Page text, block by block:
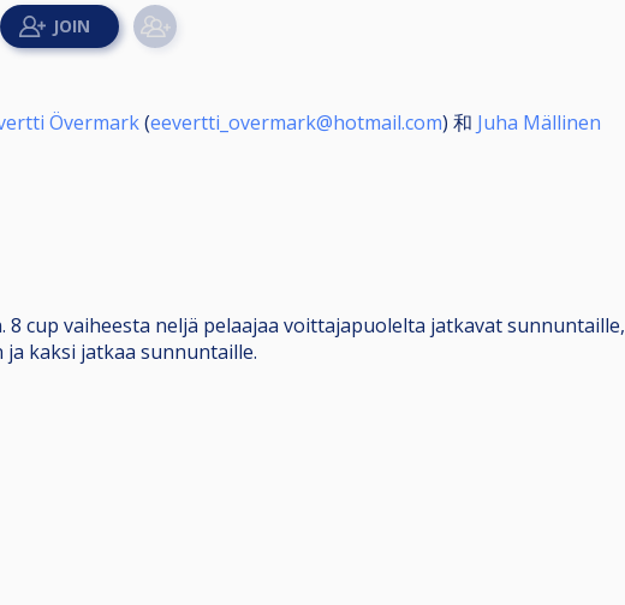
Övermark(eevertti_overmark@hotmail.com) 和 Juha Mällinen
cup vaiheesta neljä pelaajaa voittajapuolelta jatkavat sunnuntaille,
kaksi jatkaa sunnuntaille.